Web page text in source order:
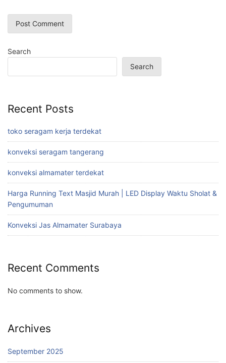
Search
Search
Recent Posts
toko seragam kerja terdekat
konveksi seragam tangerang
konveksi almamater terdekat
Harga Running Text Masjid Murah | LED Display Waktu Sholat &
Pengumuman
Konveksi Jas Almamater Surabaya
Recent Comments
No comments to show.
Archives
September 2025